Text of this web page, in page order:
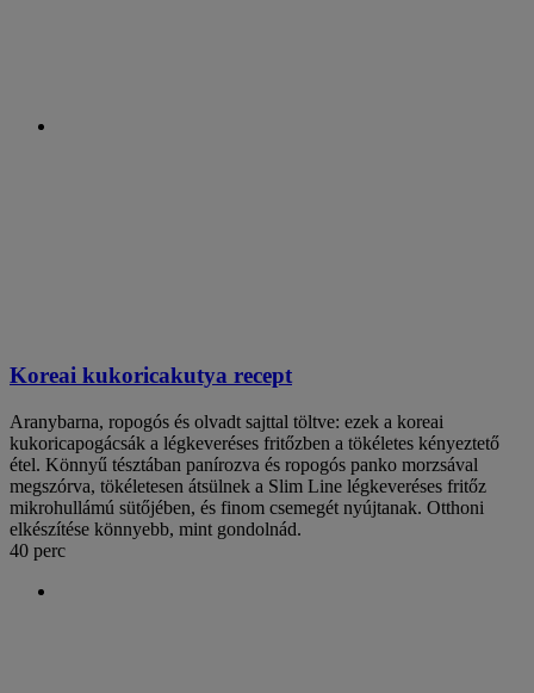
Koreai kukoricakutya recept
Aranybarna, ropogós és olvadt sajttal töltve: ezek a koreai
kukoricapogácsák a légkeveréses fritőzben a tökéletes kényeztető
étel. Könnyű tésztában panírozva és ropogós panko morzsával
megszórva, tökéletesen átsülnek a Slim Line légkeveréses fritőz
mikrohullámú sütőjében, és finom csemegét nyújtanak. Otthoni
elkészítése könnyebb, mint gondolnád.
40 perc